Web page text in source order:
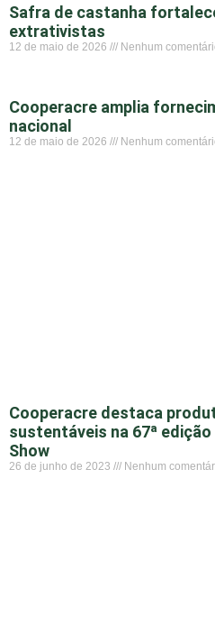
Safra de castanha
extrativistas
12 de maio de 2026 Nenhum
Cooperacre amplia
nacional
12 de maio de 2026 Nenhum
Cooperacre destaca
sustentáveis na 67ª edição
Show
26 de junho de 2023 Nenhum